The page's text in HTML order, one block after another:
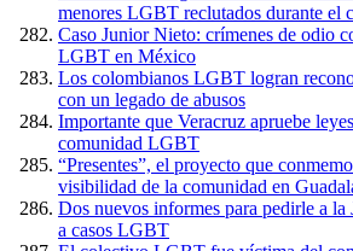
menores LGBT reclutados durante el
Caso Junior Nieto: crímenes de odio
LGBT en México
Los colombianos LGBT logran
con un legado de abusos
Importante que Veracruz apruebe
comunidad LGBT
“Presentes”, el proyecto que
visibilidad de la comunidad en
Dos nuevos informes para pedirle a la
a casos LGBT